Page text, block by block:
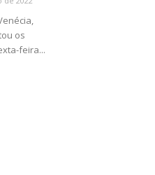
os
feira...